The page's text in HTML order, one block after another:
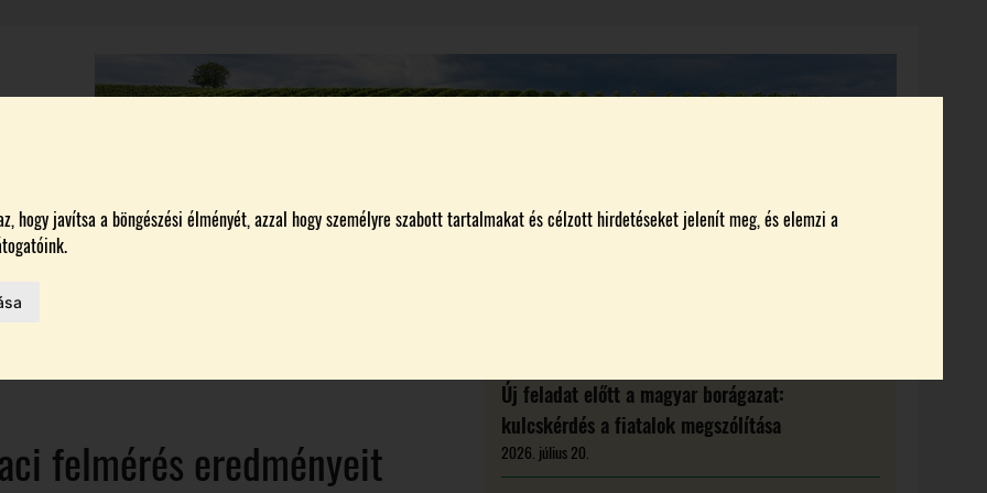
hogy javítsa a böngészési élményét, azzal hogy személyre szabott tartalmakat és célzott hirdetéseket jelenít meg, és elemzi a
AZ IDÉN
felmérés eredményeit
Új feladat előtt a magyar borágazat:
kulcskérdés a fiatalok megszólítása
2026. július 20.